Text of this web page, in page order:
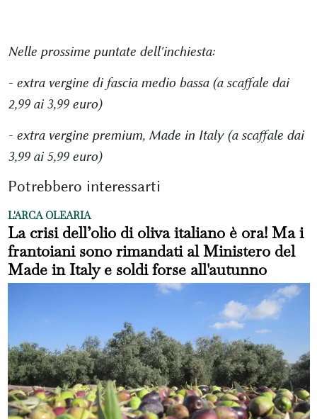
Nelle prossime puntate dell'inchiesta:
- extra vergine di fascia medio bassa (a scaffale dai
2,99 ai 3,99 euro)
- extra vergine premium, Made in Italy (a scaffale dai
3,99 ai 5,99 euro)
Potrebbero interessarti
L'ARCA OLEARIA
La crisi dell’olio di oliva italiano è ora! Ma i
frantoiani sono rimandati al Ministero del
Made in Italy e soldi forse all'autunno